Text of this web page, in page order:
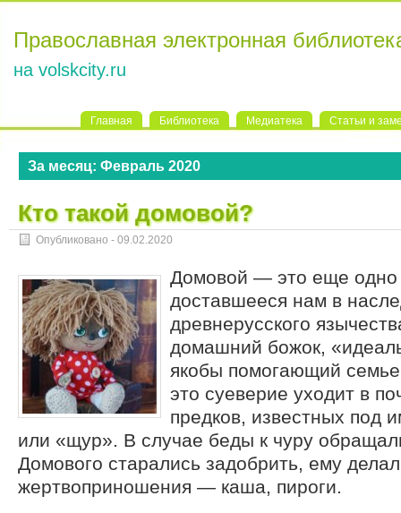
Православная электронная
на volskcity.ru
Главная Библиотека Медиатека Статьи и
За месяц: Февраль 2020
Кто такой домовой?
Опубликовано - 09.02.2020
Домовой — это еще одно
доставшееся нам в
древнерусского
домашний божок,
якобы помогающий
это суеверие уходит в
предков, известных под
или «щур». В случае беды к чуру
Домового старались задобрить, ему
жертвоприношения — каша, пироги.